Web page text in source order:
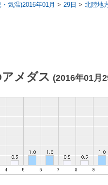
気温)2016年01月 29日 北陸地
メダス (2016年01月